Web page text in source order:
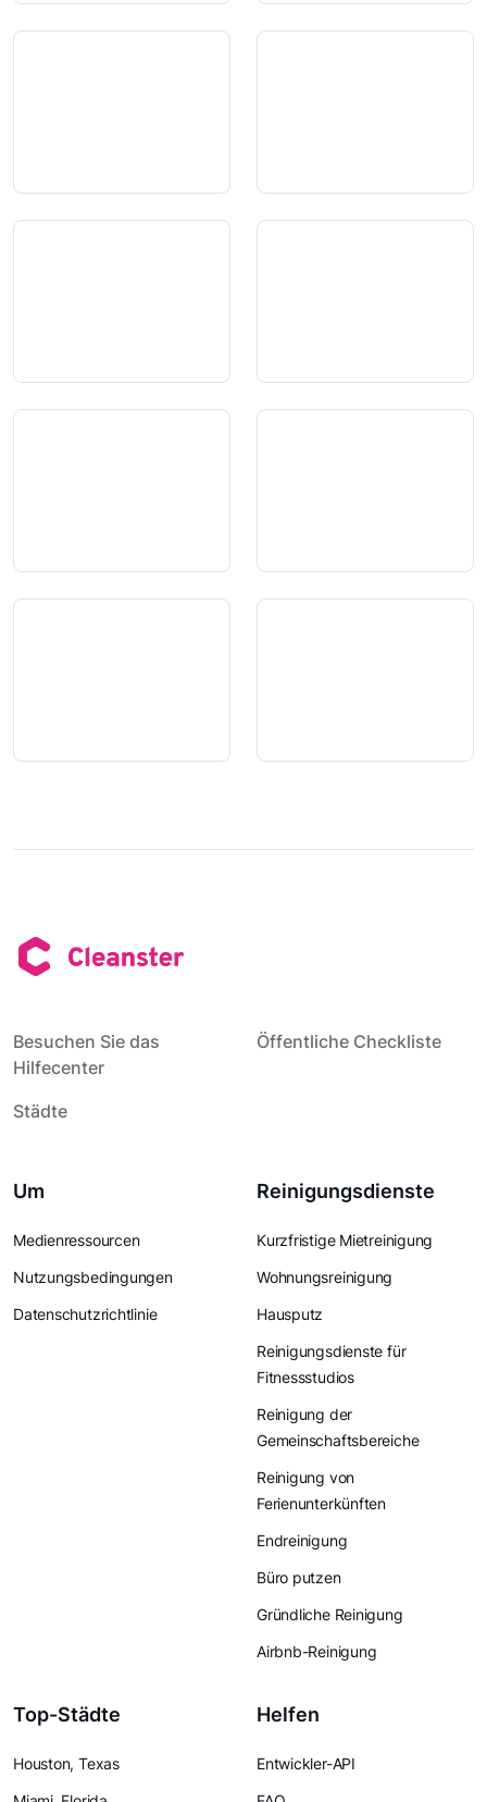
Besuchen Sie das
Hilfecenter
Öffentliche Checkliste
Städte
Um
Medienressourcen
Nutzungsbedingungen
Datenschutzrichtlinie
Reinigungsdienste
Kurzfristige Mietreinigung
Wohnungsreinigung
Hausputz
Reinigungsdienste für
Fitnessstudios
Reinigung der
Gemeinschaftsbereiche
Reinigung von
Ferienunterkünften
Endreinigung
Büro putzen
Gründliche Reinigung
Airbnb-Reinigung
Top-Städte
Houston, Texas
Helfen
Entwickler-API